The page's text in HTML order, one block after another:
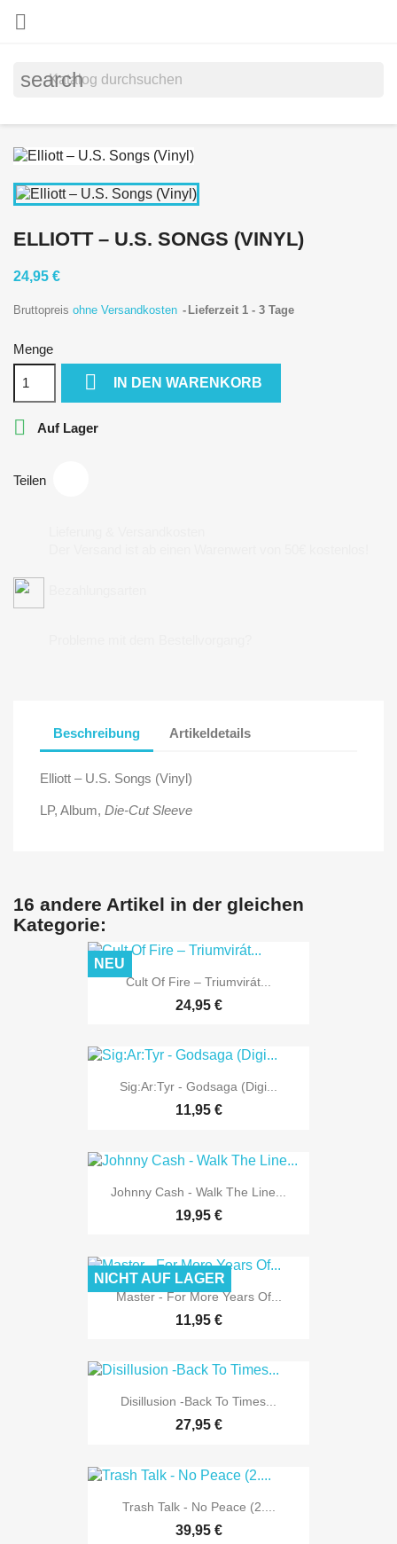

search
ELLIOTT – U.S. SONGS (VINYL)
24,95 €
Bruttopreis ohne Versandkosten Lieferzeit 1 - 3 Tage
Menge
 IN DEN WARENKORB
 Auf Lager
Teilen
Beschreibung Artikeldetails
Elliott – U.S. Songs (Vinyl)
LP, Album, Die-Cut Sleeve
16 andere Artikel in der gleichen
Kategorie:
Cult Of Fire – Triumvirát...
24,95 €
NEU
Sig:Ar:Tyr - Godsaga (Digi...
11,95 €
Johnny Cash - Walk The Line...
19,95 €
Master - For More Years Of...
11,95 €
NICHT AUF LAGER
Disillusion -Back To Times...
27,95 €
Trash Talk - No Peace (2....
39,95 €